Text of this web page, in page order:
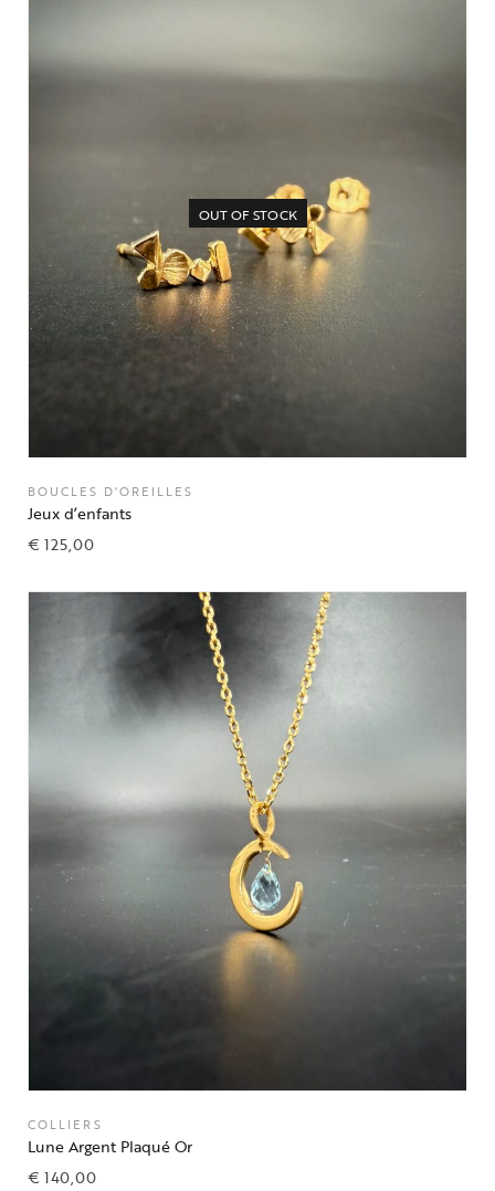
OUT OF STOCK
BOUCLES D'OREILLES
Jeux d’enfants
€125,00
COLLIERS
Lune Argent Plaqué Or
€140,00